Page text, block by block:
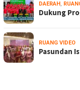
DAERAH ,
Dukung
RUANG VIDEO
Pasundan